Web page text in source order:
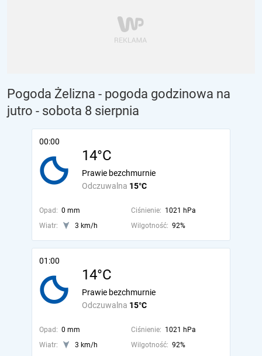
Pogoda Żelizna - pogoda godzinowa na
jutro - sobota 8 sierpnia
00:00
14°C
Odczuwalna 15°C
Prawie bezchmurnie
Opad: 0 mm Ciśnienie: 1021 hPa
Wiatr:
3 km/h Wilgotność: 92%
01:00
14°C
Odczuwalna 15°C
Prawie bezchmurnie
Opad: 0 mm Ciśnienie: 1021 hPa
Wiatr:
3 km/h Wilgotność: 92%